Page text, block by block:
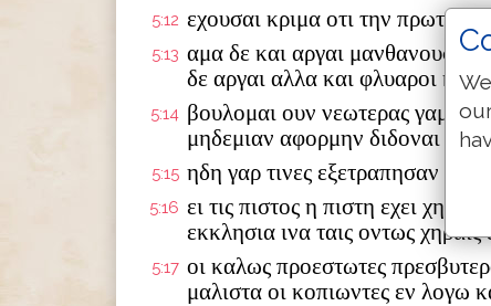
5:12 εχουσαι κριμα οτι την πρωτην
5:13 αμα δε και αργαι μανθανουσιν
δε αργαι αλλα και φλυαροι και
5:14 βουλομαι ουν νεωτερας γαμειν
μηδεμιαν αφορμην διδοναι τω
5:15 ηδη γαρ τινες εξετραπησαν
5:16 ει τις πιστος η πιστη εχει
εκκλησια ινα ταις οντως
5:17 οι καλως προεστωτες
μαλιστα οι κοπιωντες εν λογω